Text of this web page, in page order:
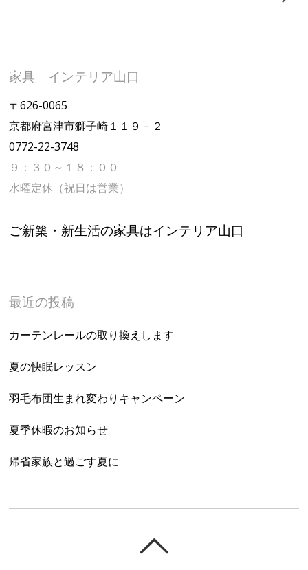
家具 インテリア山口
〒626-0065
京都府宮津市獅子崎１１９－２
0772-22-3748
９：３０～１８：００
水曜定休（祝日は営業）
ご新築・新生活の家具はインテリア山口
最近の投稿
カーテンレールの取り換えします
夏の快眠レッスン
羽毛布団生まれ変わりキャンペーン
夏季休暇のお知らせ
帰省家族と過ごす夏に